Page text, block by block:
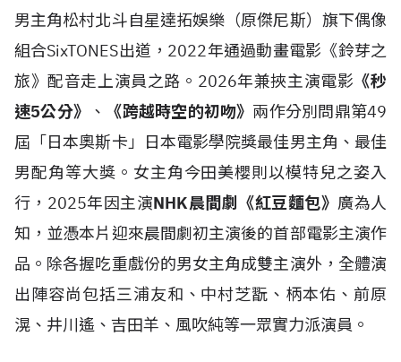
男主角松村北斗自星達拓娛樂（原傑尼斯）旗下偶像
組合SixTONES出道，2022年通過動畫電影《鈴芽之
旅》配音走上演員之路。2026年兼挾主演電影 《秒
速5公分》
、 《跨越時空的初吻》 兩作分別問鼎第49
屆「日本奧斯卡」日本電影學院獎最佳男主角、最佳
男配角等大獎。女主角今田美櫻則以模特兒之姿入
行，2025年因主演NHK晨間劇《紅豆麵包》 廣為人
知，並憑本片迎來晨間劇初主演後的首部電影主演作
品。除各握吃重戲份的男女主角成雙主演外，全體演
出陣容尚包括三浦友和、中村芝翫、柄本佑、前原
滉、井川遙、吉田羊、風吹純等一眾實力派演員。